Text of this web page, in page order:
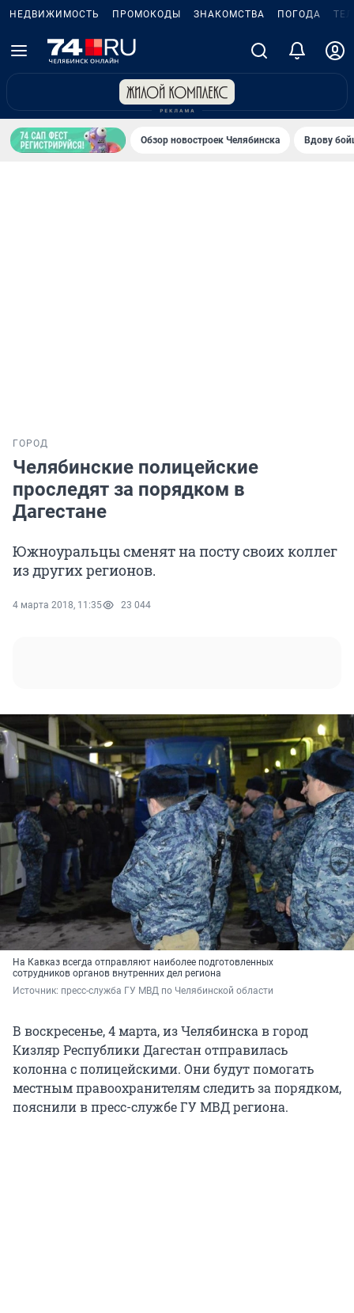
НЕДВИЖИМОСТЬ ПРОМОКОДЫ ЗНАКОМСТВА ПОГОДА
Обзор новостроек Челябинска Вдову
ГОРОД
Челябинские полицейские
проследят за порядком в
Дагестане
Южноуральцы сменят на посту своих коллег
из других регионов.
4 марта 2018, 11:35 23 044
На Кавказ всегда отправляют наиболее подготовленных
сотрудников органов внутренних дел региона
Источник: пресс-служба ГУ МВД по Челябинской области
В воскресенье, 4 марта, из Челябинска в город
Кизляр Республики Дагестан отправилась
колонна с полицейскими. Они будут помогать
местным правоохранителям следить за порядком,
пояснили в пресс-службе ГУ МВД региона.